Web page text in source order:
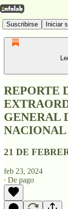
Suscribirse Iniciar
REPORTE
GENERAL
21 DE
feb 23, 2024
∙ De pago